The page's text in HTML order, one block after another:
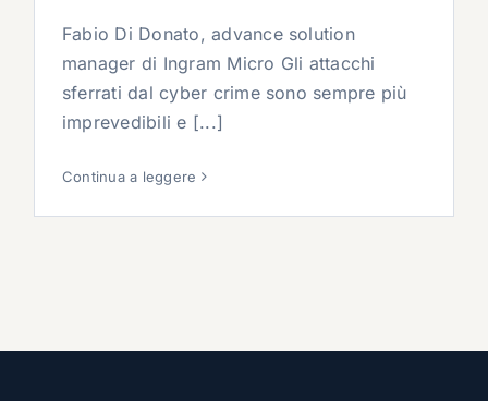
Fabio Di Donato, advance solution
manager di Ingram Micro Gli attacchi
sferrati dal cyber crime sono sempre più
imprevedibili e [...]
Continua a leggere